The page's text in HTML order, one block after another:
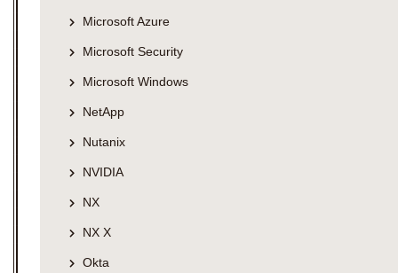
Microsoft Azure
Microsoft Security
Microsoft Windows
NetApp
Nutanix
NVIDIA
NX
NX X
Okta